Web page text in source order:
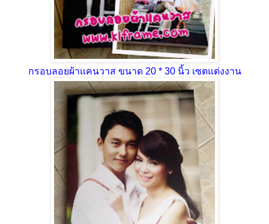
กรอบลอยผ้าแคนวาส ขนาด 20 * 30 นิ้ว เซตแต่งงาน